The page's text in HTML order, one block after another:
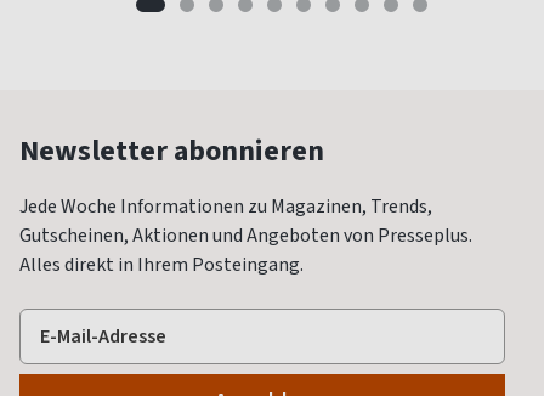
Newsletter abonnieren
Jede Woche Informationen zu Magazinen, Trends,
Gutscheinen, Aktionen und Angeboten von Presseplus.
Alles direkt in Ihrem Posteingang.